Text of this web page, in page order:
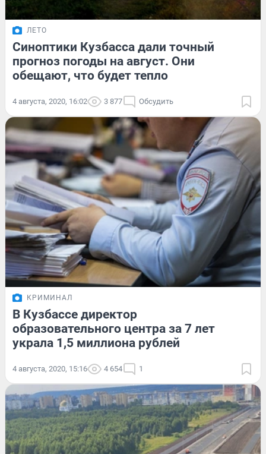
ЛЕТО
Синоптики Кузбасса дали точный
прогноз погоды на август. Они
обещают, что будет тепло
4 августа, 2020, 16:02 3 877 Обсудить
КРИМИНАЛ
В Кузбассе директор
образовательного центра за 7 лет
украла 1,5 миллиона рублей
4 августа, 2020, 15:16 4 654 1